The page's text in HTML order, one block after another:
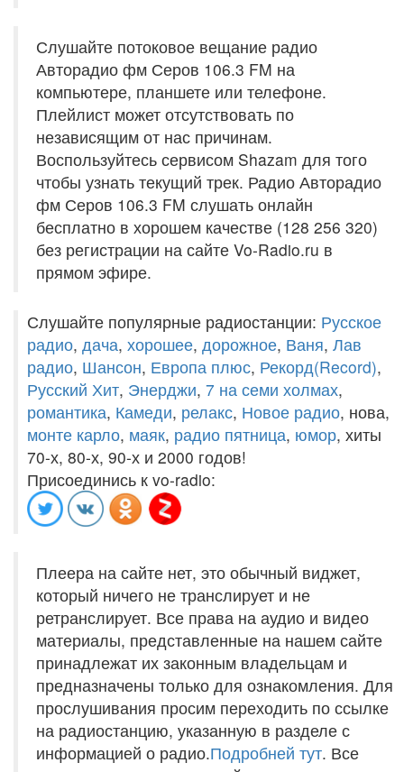
Слушайте потоковое вещание радио
Авторадио фм Серов 106.3 FM на
компьютере, планшете или телефоне.
Плейлист может отсутствовать по
независящим от нас причинам.
Воспользуйтесь сервисом Shazam для того
чтобы узнать текущий трек. Радио Авторадио
фм Серов 106.3 FM слушать онлайн
бесплатно в хорошем качестве (128 256 320)
без регистрации на сайте Vo-Radio.ru в
прямом эфире.
Слушайте популярные радиостанции: Русское
радио, дача, хорошее, дорожное, Ваня, Лав
радио, Шансон, Европа плюс, Рекорд(Record),
Русский Хит, Энерджи, 7 на семи холмах,
романтика, Камеди, релакс, Новое радио, нова,
монте карло, маяк, радио пятница, юмор, хиты
70-х, 80-х, 90-х и 2000 годов!
Присоединись к vo-radio:
Плеера на сайте нет, это обычный виджет,
который ничего не транслирует и не
ретранслирует. Все права на аудио и видео
материалы, представленные на нашем сайте
принадлежат их законным владельцам и
предназначены только для ознакомления. Для
прослушивания просим переходить по ссылке
на радиостанцию, указанную в разделе с
информацией о радио.Подробней тут. Все